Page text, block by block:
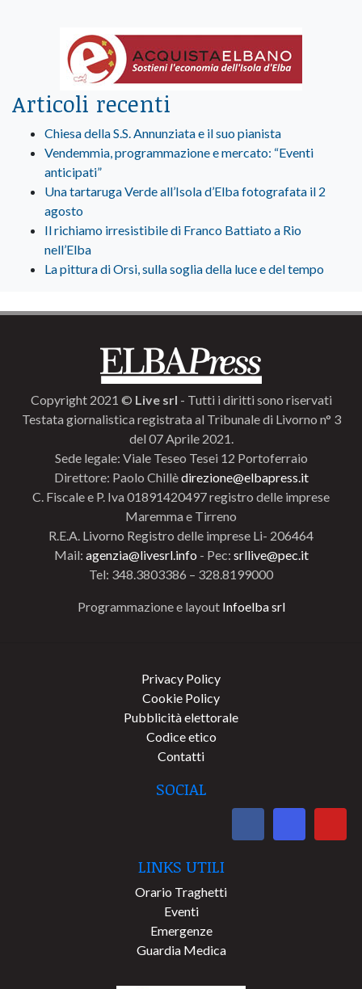
Articoli recenti
Chiesa della S.S. Annunziata e il suo pianista
Vendemmia, programmazione e mercato: “Eventi
anticipati”
Una tartaruga Verde all’Isola d’Elba fotografata il 2
agosto
Il richiamo irresistibile di Franco Battiato a Rio
nell’Elba
La pittura di Orsi, sulla soglia della luce e del tempo
Copyright 2021 © Live srl - Tutti i diritti sono riservati
Testata giornalistica registrata al Tribunale di Livorno n° 3
del 07 Aprile 2021.
Sede legale: Viale Teseo Tesei 12 Portoferraio
Direttore: Paolo Chillèdirezione@elbapress.it
C. Fiscale e P. Iva 01891420497 registro delle imprese
Maremma e Tirreno
R.E.A. Livorno Registro delle imprese Li- 206464
Mail: agenzia@livesrl.info - Pec: srllive@pec.it
Tel: 348.3803386 – 328.8199000
Programmazione e layout Infoelba srl
Privacy Policy
Cookie Policy
Pubblicità elettorale
Codice etico
Contatti
SOCIAL
LINKS UTILI
Orario Traghetti
Eventi
Emergenze
Guardia Medica